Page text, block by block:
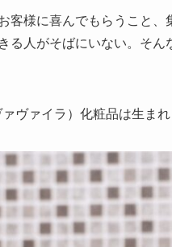
客様に喜んでもらうこと
る人がそばにいない。そ
ヴァイラ）化粧品は生まれ